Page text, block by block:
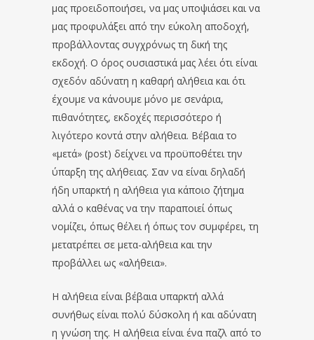
μας προειδοποιήσει, να μας υποψιάσει και να
μας προφυλάξει από την εύκολη αποδοχή,
προβάλλοντας συγχρόνως τη δική της
εκδοχή. Ο όρος ουσιαστικά μας λέει ότι είναι
σχεδόν αδύνατη η καθαρή αλήθεια και ότι
έχουμε να κάνουμε μόνο με σενάρια,
πιθανότητες, εκδοχές περισσότερο ή
λιγότερο κοντά στην αλήθεια. Βέβαια το
«μετά» (post) δείχνει να προϋποθέτει την
ύπαρξη της αλήθειας. Σαν να είναι δηλαδή
ήδη υπαρκτή η αλήθεια για κάποιο ζήτημα
αλλά ο καθένας να την παραποιεί όπως
νομίζει, όπως θέλει ή όπως τον συμφέρει, τη
μετατρέπει σε μετα-αλήθεια και την
προβάλλει ως «αλήθεια».
Η αλήθεια είναι βέβαια υπαρκτή αλλά
συνήθως είναι πολύ δύσκολη ή και αδύνατη
η γνώση της. Η αλήθεια είναι ένα παζλ από το